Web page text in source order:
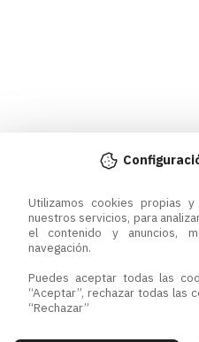
Utilizamos cookies propias
nuestros servicios, para
el contenido y anuncios,
navegación.
Puedes aceptar todas las
“Aceptar”, rechazar todas las
“Rechazar”